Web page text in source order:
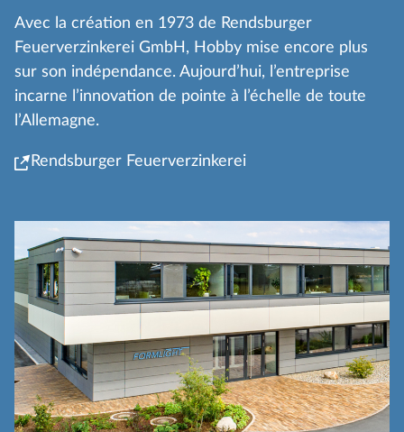
Avec la création en 1973 de Rendsburger
Feuerverzinkerei GmbH, Hobby mise encore plus
sur son indépendance. Aujourd’hui, l’entreprise
incarne l’innovation de pointe à l’échelle de toute
l’Allemagne.
Rendsburger Feuerverzinkerei